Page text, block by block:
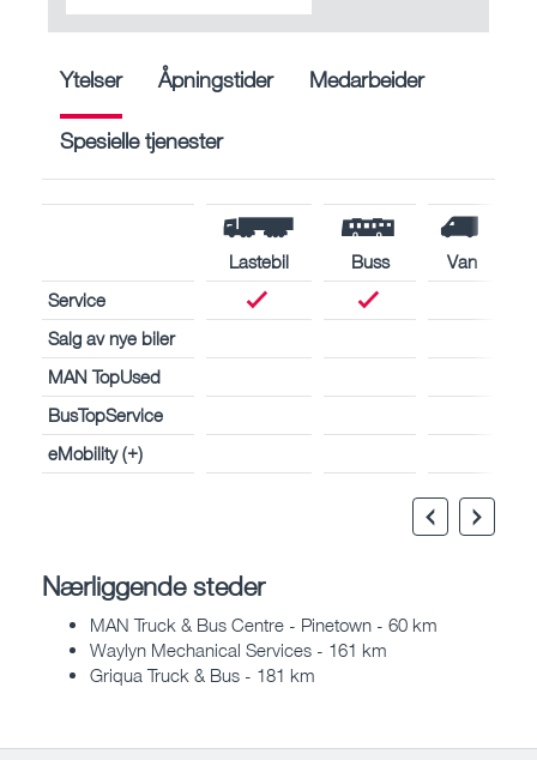
Ytelser Åpningstider Medarbeider
Spesielle tjenester
Lastebil Buss
Van
Service
Salg av nye biler
MAN TopUsed
BusTopService
eMobility (+)
Nærliggende steder
MAN Truck & Bus Centre - Pinetown - 60 km
Waylyn Mechanical Services - 161 km
Griqua Truck & Bus - 181 km